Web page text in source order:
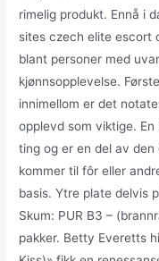
rimelig produkt. Ennå i
sites czech elite escort
blant personer med
kjønnsopplevelse.
innimellom er det
opplevd som viktige.
ting og er en del av
kommer til fôr eller
basis. Ytre plate delvis
Skum: PUR B3 –
pakker. Betty Everetts